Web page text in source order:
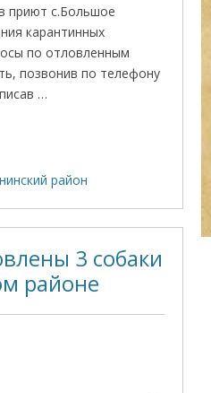
приют с.Большое
карантинных
по отловленным
позвонив по телефону
…
район
3 собаки
районе